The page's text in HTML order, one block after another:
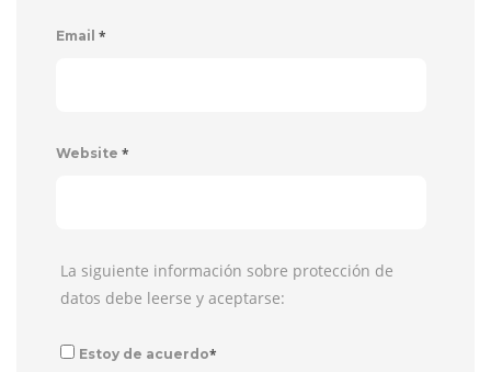
Email *
Website *
La siguiente información sobre protección de
datos debe leerse y aceptarse:
Estoy de acuerdo*